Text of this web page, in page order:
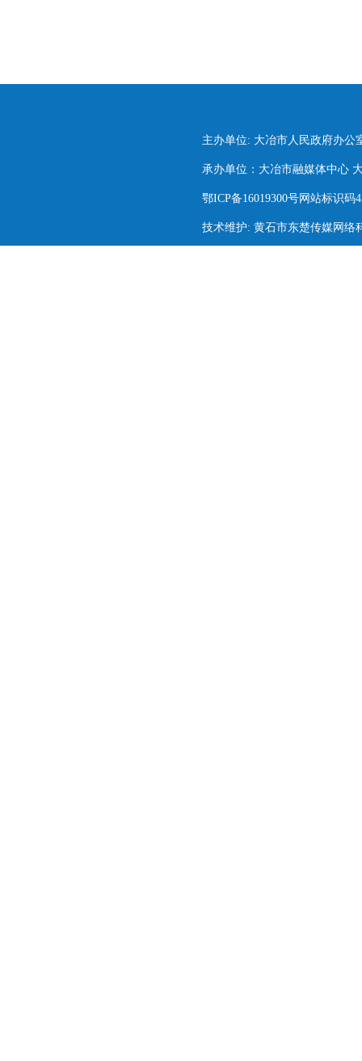
主办单位: 大冶市人民政府办公
承办单位：大冶市融媒体中心
鄂ICP备16019300号网站标识码
技术维护: 黄石市东楚传媒网络